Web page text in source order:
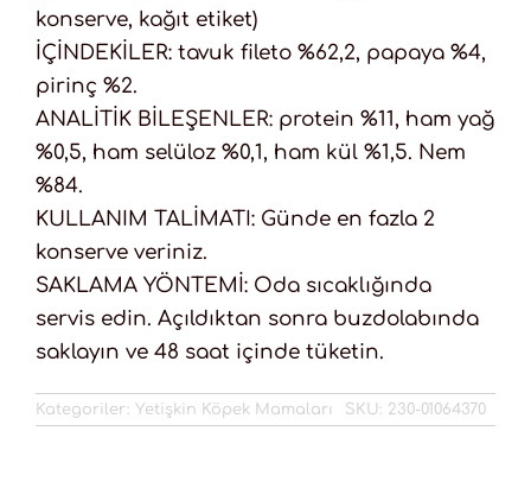
konserve, kağıt etiket)
İÇİNDEKİLER: tavuk fileto %62,2, papaya %4,
pirinç %2.
ANALİTİK BİLEŞENLER: protein %11, ham yağ
%0,5, ham selüloz %0,1, ham kül %1,5. Nem
%84.
KULLANIM TALİMATI: Günde en fazla 2
konserve veriniz.
SAKLAMA YÖNTEMİ: Oda sıcaklığında
servis edin. Açıldıktan sonra buzdolabında
saklayın ve 48 saat içinde tüketin.
Kategoriler: Yetişkin Köpek Mamaları SKU: 230-01064370